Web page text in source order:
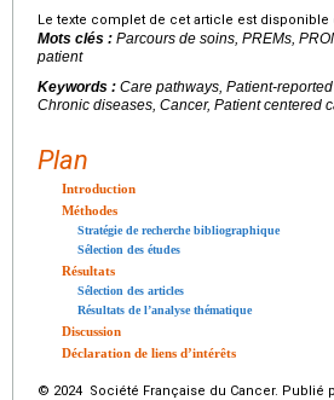
Le texte complet de cet article est disponible
Mots clés : Parcours de soins, PREMs,
patient
Keywords : Care pathways, Patient-
Chronic diseases, Cancer, Patient centered
Plan
Introduction
Méthodes
Stratégie de recherche bibliographique
Sélection des études
Résultats
Sélection des articles
Résultats de l’analyse thématique
Discussion
Déclaration de liens d’intérêts
© 2024 Société Française du Cancer. Publié